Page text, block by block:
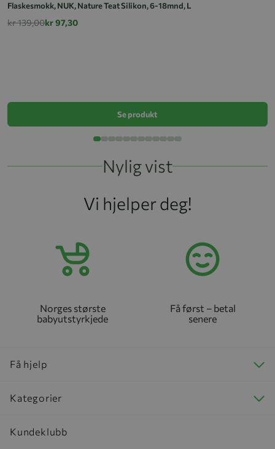
Flaskesmokk, NUK, Nature Teat Silikon, 6-18mnd, L
kr 139,00kr 97,30
Se produkt
Nylig vist
Vi hjelper deg!
Norges største
babyutstyrkjede
Få først – betal
senere
Få hjelp
Kategorier
Kundeklubb